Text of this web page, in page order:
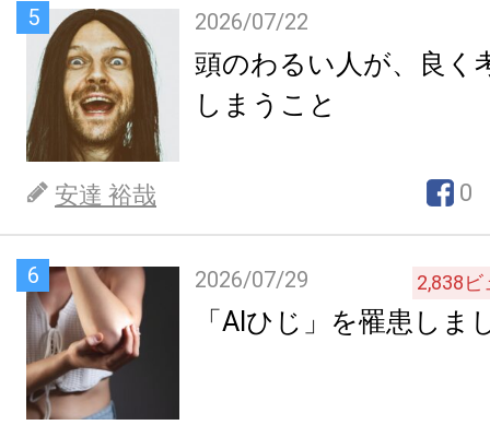
5 2026/07/22
頭のわるい人が、良く
しまうこと
安達 裕哉 0
6 2026/07/29 2,838ビ
「AIひじ」を罹患しま